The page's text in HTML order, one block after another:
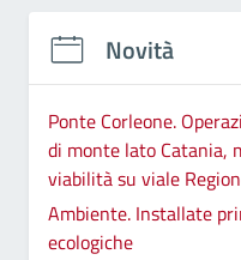
Novità
Ponte Corleone.
di monte lato Catania,
viabilità su viale
Ambiente. Installate
ecologiche